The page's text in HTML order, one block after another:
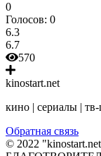
0
Голосов: 0
6.3
6.7
570
kinostart.net
кино | сериалы |
Обратная связь
© 2022